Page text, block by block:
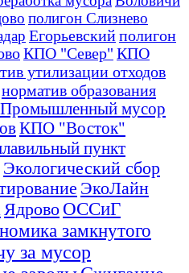
полигон Слизнево
Егорьевскийполигон
КПО "Север" КПО
утилизации отходов
норматив образования
Промышленный мусор
КПО "Восток"
пункт
Экологический сбор
ЭкоЛайн
Ядрово ОССиГ
замкнутого
за мусор